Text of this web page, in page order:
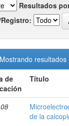
Resultados
Mostrando
de
Título
de la